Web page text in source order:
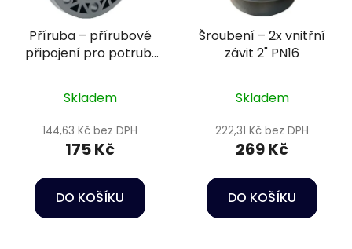
Příruba – přírubové
připojení pro potrubí
Skladem
144,63 Kč bez DPH
175 Kč
DO KOŠÍKU
Šroubení – 2x vnitřní
závit 2" PN16
Skladem
222,31 Kč bez DPH
269 Kč
DO KOŠÍKU